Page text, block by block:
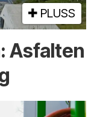
PLUSS
Asfalten